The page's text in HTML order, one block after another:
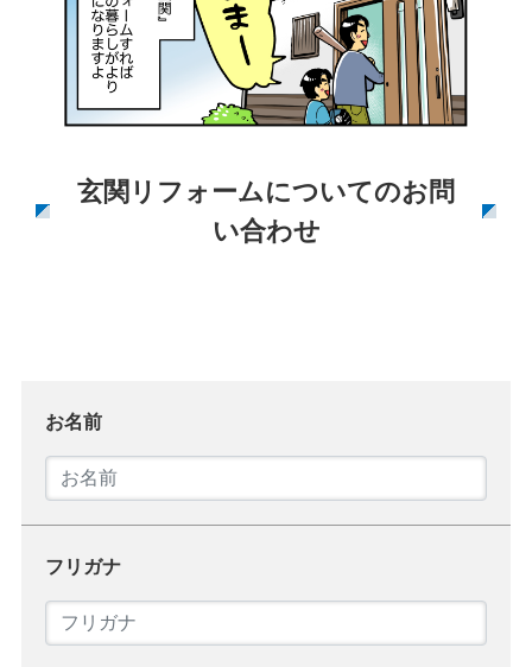
玄関リフォームについてのお問
い合わせ
お名前
フリガナ